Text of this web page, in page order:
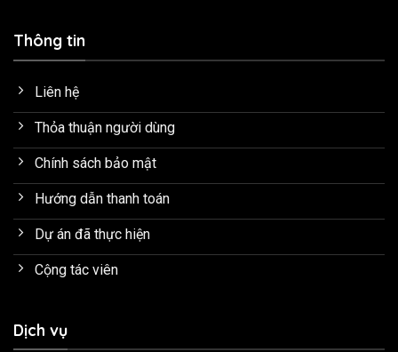
Thông tin
Liên hệ
Thỏa thuận người dùng
Chính sách bảo mật
Hướng dẫn thanh toán
Dự án đã thực hiện
Cộng tác viên
Dịch vụ